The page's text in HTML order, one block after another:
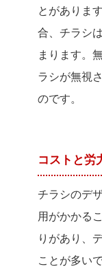
とがありま
合、チラシ
まります。
ラシが無視
のです。
コストと労
チラシのデ
用がかかる
りがあり、
ことが多い